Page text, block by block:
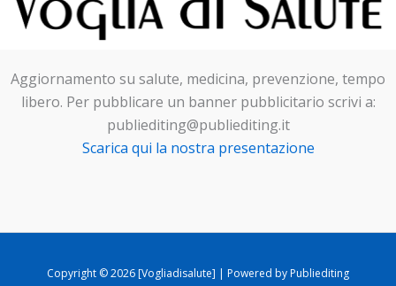
Aggiornamento su salute, medicina, prevenzione, tempo
libero. Per pubblicare un banner pubblicitario scrivi a:
publiediting@publiediting.it
Scarica qui la nostra presentazione
Copyright © 2026 [Vogliadisalute] | Powered by Publiediting